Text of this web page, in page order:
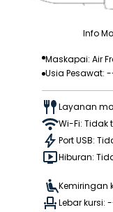
Info
Maskapai: Air
Usia Pesawat:
Layanan
Wi-Fi: Tidak
Port USB:
Hiburan:
Kemiringan
Lebar kursi: